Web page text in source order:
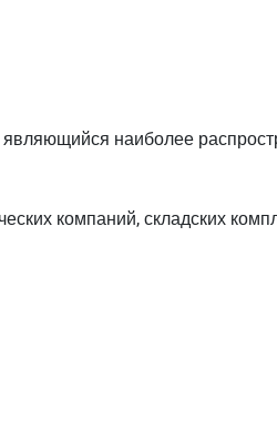
являющийся наиболее
компаний, складских